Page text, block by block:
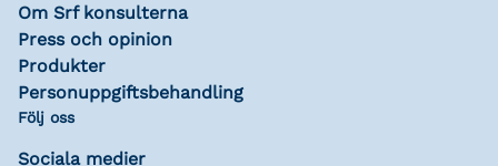
Om Srf konsulterna
Press och opinion
Produkter
Personuppgiftsbehandling
Följ oss
Sociala medier